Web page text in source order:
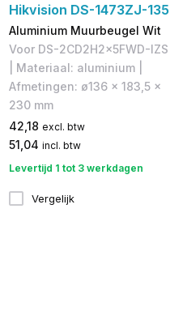
Hikvision DS-1473ZJ-135
Aluminium Muurbeugel Wit
Voor DS-2CD2H2x5FWD-IZS
| Materiaal: aluminium |
Afmetingen: ø136 x 183,5 x
230 mm
42,18 excl. btw
51,04 incl. btw
Levertijd 1 tot 3 werkdagen
Vergelijk